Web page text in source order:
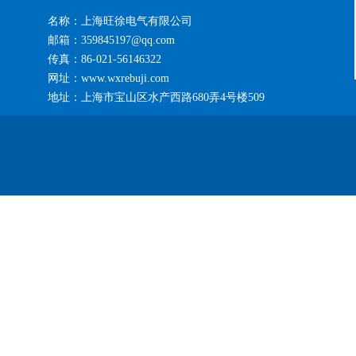
名称：上海旺徐电气有限公司
邮箱：359845197@qq.com
传真：86-021-56146322
网址：www.wxrebuji.com
地址：上海市宝山区水产西路680弄4号楼509